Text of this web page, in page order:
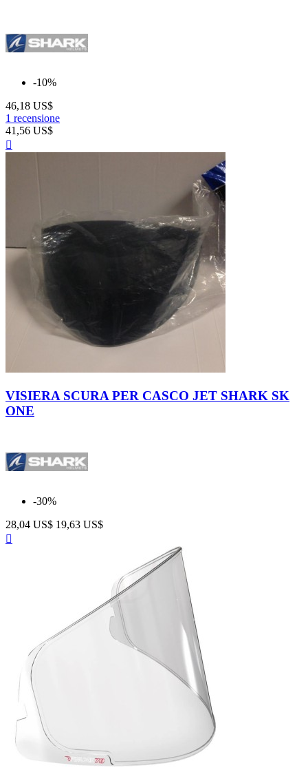
-10%
46,18 US$
1 recensione
41,56 US$

VISIERA SCURA PER CASCO JET SHARK SK
ONE
-30%
28,04 US$ 19,63 US$
